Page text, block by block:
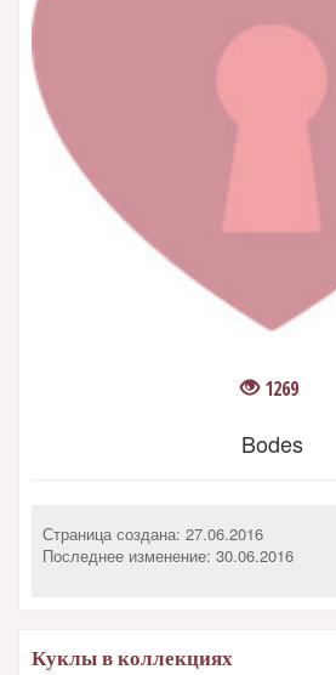
1269
Bodes
Страница создана: 27.06.2016
Последнее изменение: 30.06.2016
Куклы в коллекциях